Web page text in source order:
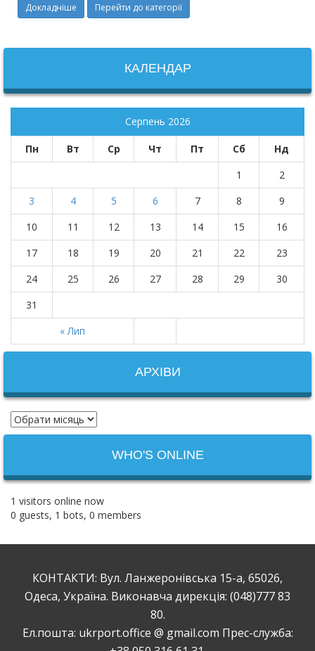
Докладніше Перейти до категорії
КАЛЕНДАР
Серпень 2026
Пн Вт Ср Чт Пт Сб Нд
« Лип
1
2
3
4 5 6 7 8
9
10
11 12 13 14 15
16
17
18 19 20 21 22
23
24
25 26 27 28 29
30
31
АРХІВИ
WHO'S ONLINE
1 visitors online now
0 guests, 1 bots, 0 members
КОНТАКТИ: Вул. Ланжеронівська 15-а, 65026,
Одеса, Україна. Виконавча дирекція: (048)777 83
80.
Ел.пошта: ukrport.office @ gmail.com Прес-служба: